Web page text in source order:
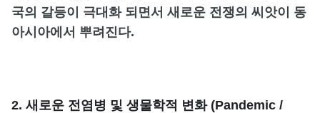
국의 갈등이 극대화 되면서 새로운 전쟁의 씨앗이 동
아시아에서 뿌려진다.
2. 새로운 전염병 및 생물학적 변화 (Pandemic /